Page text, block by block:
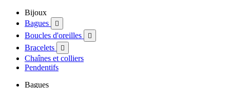
Bijoux
Bagues

Boucles d'oreilles 
Bracelets 
Chaînes et colliers
Pendentifs
Bagues